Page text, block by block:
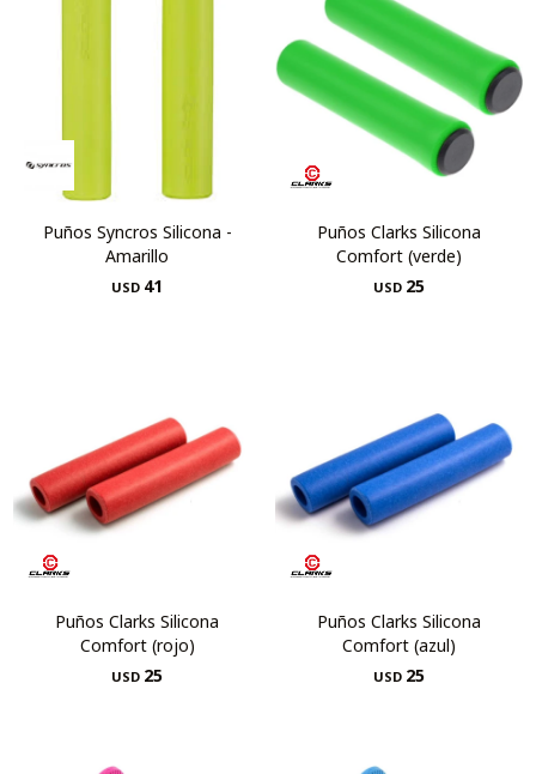
Puños Syncros Silicona -
Amarillo
USD 41
Puños Clarks Silicona
Comfort (verde)
USD 25
Puños Clarks Silicona
Comfort (rojo)
USD 25
Puños Clarks Silicona
Comfort (azul)
USD 25